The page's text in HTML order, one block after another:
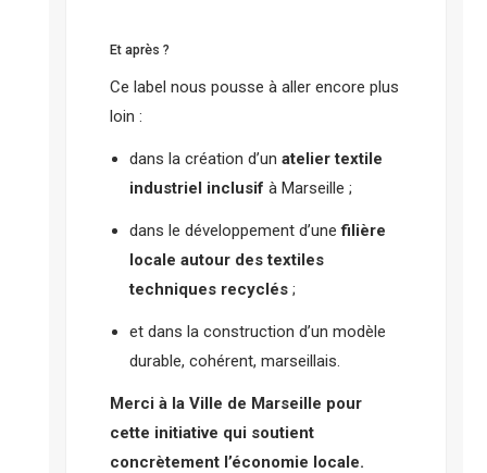
Et après ?
Ce label nous pousse à aller encore plus
loin :
dans la création d’un atelier textile
industriel inclusif à Marseille ;
dans le développement d’unefilière
locale autour des textiles
techniques recyclés;
et dans la construction d’un modèle
durable, cohérent, marseillais.
Merci à la Ville de Marseille pour
cette initiative qui soutient
concrètement l’économie locale.